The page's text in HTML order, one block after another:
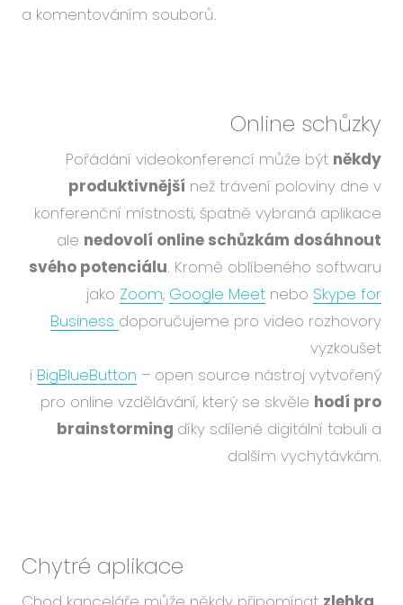
a komentováním souborů.
Online schůzky
Pořádání videokonferencí může být někdy
produktivnější než trávení poloviny dne v
konferenční místnosti, špatně vybraná aplikace
ale nedovolí online schůzkám dosáhnout
svého potenciálu. Kromě oblíbeného softwaru
jako Zoom, Google Meet nebo Skype for
Business doporučujeme pro video rozhovory
vyzkoušet
i BigBlueButton – open source nástroj vytvořený
pro online vzdělávání, který se skvěle hodí pro
brainstorming díky sdílené digitální tabuli a
dalším vychytávkám.
Chytré aplikace